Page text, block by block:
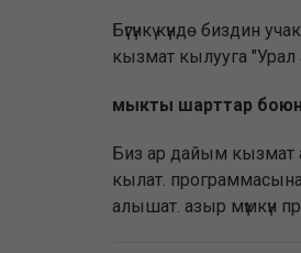
Бүгүнкү күндө биздин
кызмат кылууга "Урал
мыкты шарттар
Биз ар дайым кызмат
кылат.
алышат. азыр мүмкүн